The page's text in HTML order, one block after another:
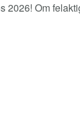
2026! Om